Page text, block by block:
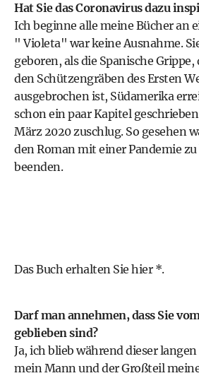
Hat Sie das Coronavirus dazu
Ich beginne alle meine Bücher an
" Violeta" war keine Ausnahme.
geboren, als die Spanische Grippe,
den Schützengräben des Ersten
ausgebrochen ist, Südamerika
schon ein paar Kapitel
März 2020 zuschlug. So gesehen
den Roman mit einer Pandemie
beenden.
Das Buch erhalten Sie hier *.
Darf man annehmen, dass Sie
geblieben sind?
Ja, ich blieb während dieser
mein Mann und der Großteil